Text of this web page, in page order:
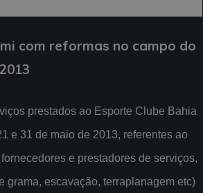
com reformas no campo do
prestados ao Esporte Clube Bahia
e 31 de maio de 2013, referentes ao
e prestadores de serviços,
grama, escavação, terraplanagem etc)